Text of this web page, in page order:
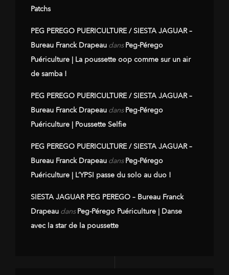
Patchs
PEG PEREGO PUERICULTURE / SIESTA JAGUAR –
Bureau Franck Drapeau dansPeg-Pérego
Puériculture | La poussette oop comme sur un air
de samba !
PEG PEREGO PUERICULTURE / SIESTA JAGUAR –
Bureau Franck Drapeau dansPeg-Pérego
Puériculture | Poussette Selfie
PEG PEREGO PUERICULTURE / SIESTA JAGUAR –
Bureau Franck Drapeau dansPeg-Pérego
Puériculture | L’YPSI passe du solo au duo !
SIESTA JAGUAR PEG PEREGO – Bureau Franck
Drapeau dansPeg-Pérego Puériculture | Danse
avec la star de la poussette